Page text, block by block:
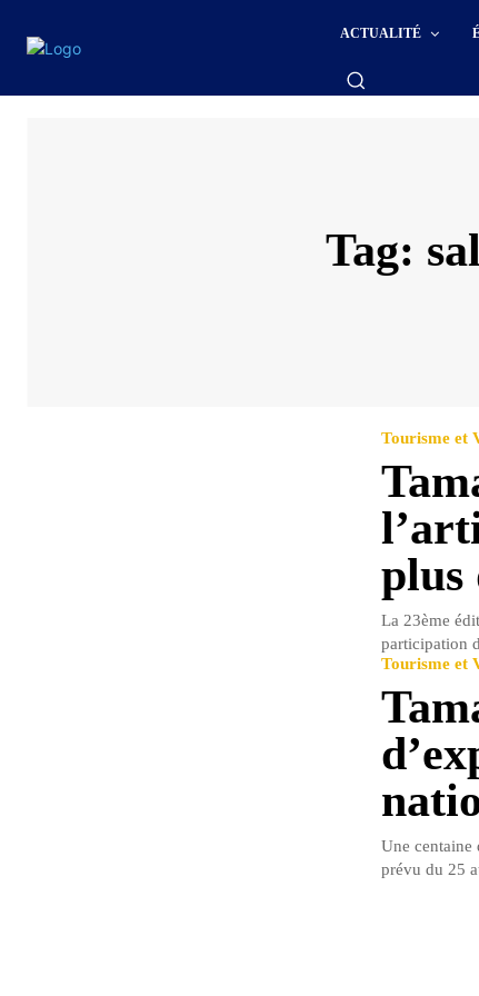
ACTUALITÉ
Tag:
Tourisme et
plus
La 23ème
participation
Tourisme et
Une centaine
prévu du 25